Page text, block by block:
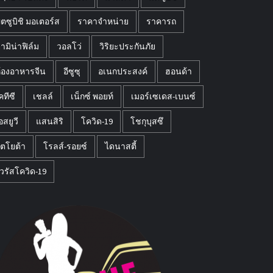
ซูบิชิ มอเตอร์ส ราคาจำหน่าย ราคารถ
มิน่าฟิล์ม วอลโว่ วิริยะประกันภัย
งอาหารจีน อีซูซุ อเนกประสงค์ ฮอนด้า
ทีซี เชลล์ เน็กซ์ พอยท์ เมอร์เซเดส-เบนซ์
สยูวี แสนสิริ โควิด-19 โชกุบุสซึ
โยต้า โรลส์-รอยซ์ ไดนาสตี้
รัสโควิด-19